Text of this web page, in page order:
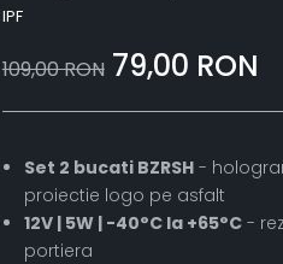
IPF
109,00 RON 79,00 RON
Set 2 bucati BZRSH-
proiectie logo pe asfalt
12V | 5W | -40°C la +65°C-
portiera